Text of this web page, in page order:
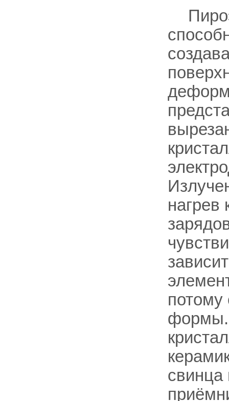
нагрев
потому
формы.
свинца